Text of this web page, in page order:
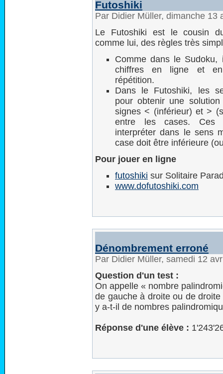
Futoshiki
Par Didier Müller, dimanche 13
Le Futoshiki est le cousin
comme lui, des règles très
Comme dans le
chiffres en ligne et
répétition.
Dans le Futoshiki, les
pour obtenir une
signes < (inférieur) et >
entre les cases. Ces
interpréter dans le sens
case doit être inférieure
Pour jouer en ligne
futoshiki sur Solitaire
www.dofutoshiki.com
Dénombrement erroné
Par Didier Müller, samedi 12
Question d'un test :
On appelle « nombre
de gauche à droite ou de
y a-t-il de nombres
Réponse d'une élève :